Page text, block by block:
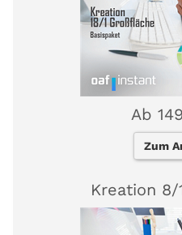
Ab
Zum
Kreation 8/